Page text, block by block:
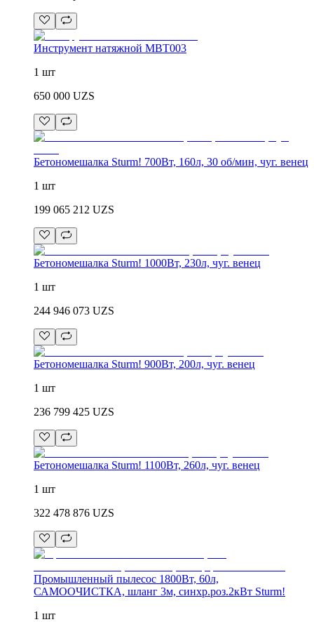
Инструмент натяжной MBT003
1 шт
650 000 UZS
Бетономешалка Sturm! 700Вт, 160л, 30 об/мин, чуг. венец
1 шт
199 065 212 UZS
Бетономешалка Sturm! 1000Вт, 230л, чуг. венец
1 шт
244 946 073 UZS
Бетономешалка Sturm! 900Вт, 200л, чуг. венец
1 шт
236 799 425 UZS
Бетономешалка Sturm! 1100Вт, 260л, чуг. венец
1 шт
322 478 876 UZS
Промышленный пылесос 1800Вт, 60л,
САМООЧИСТКА, шланг 3м, синхр.роз.2кВт Sturm!
1 шт